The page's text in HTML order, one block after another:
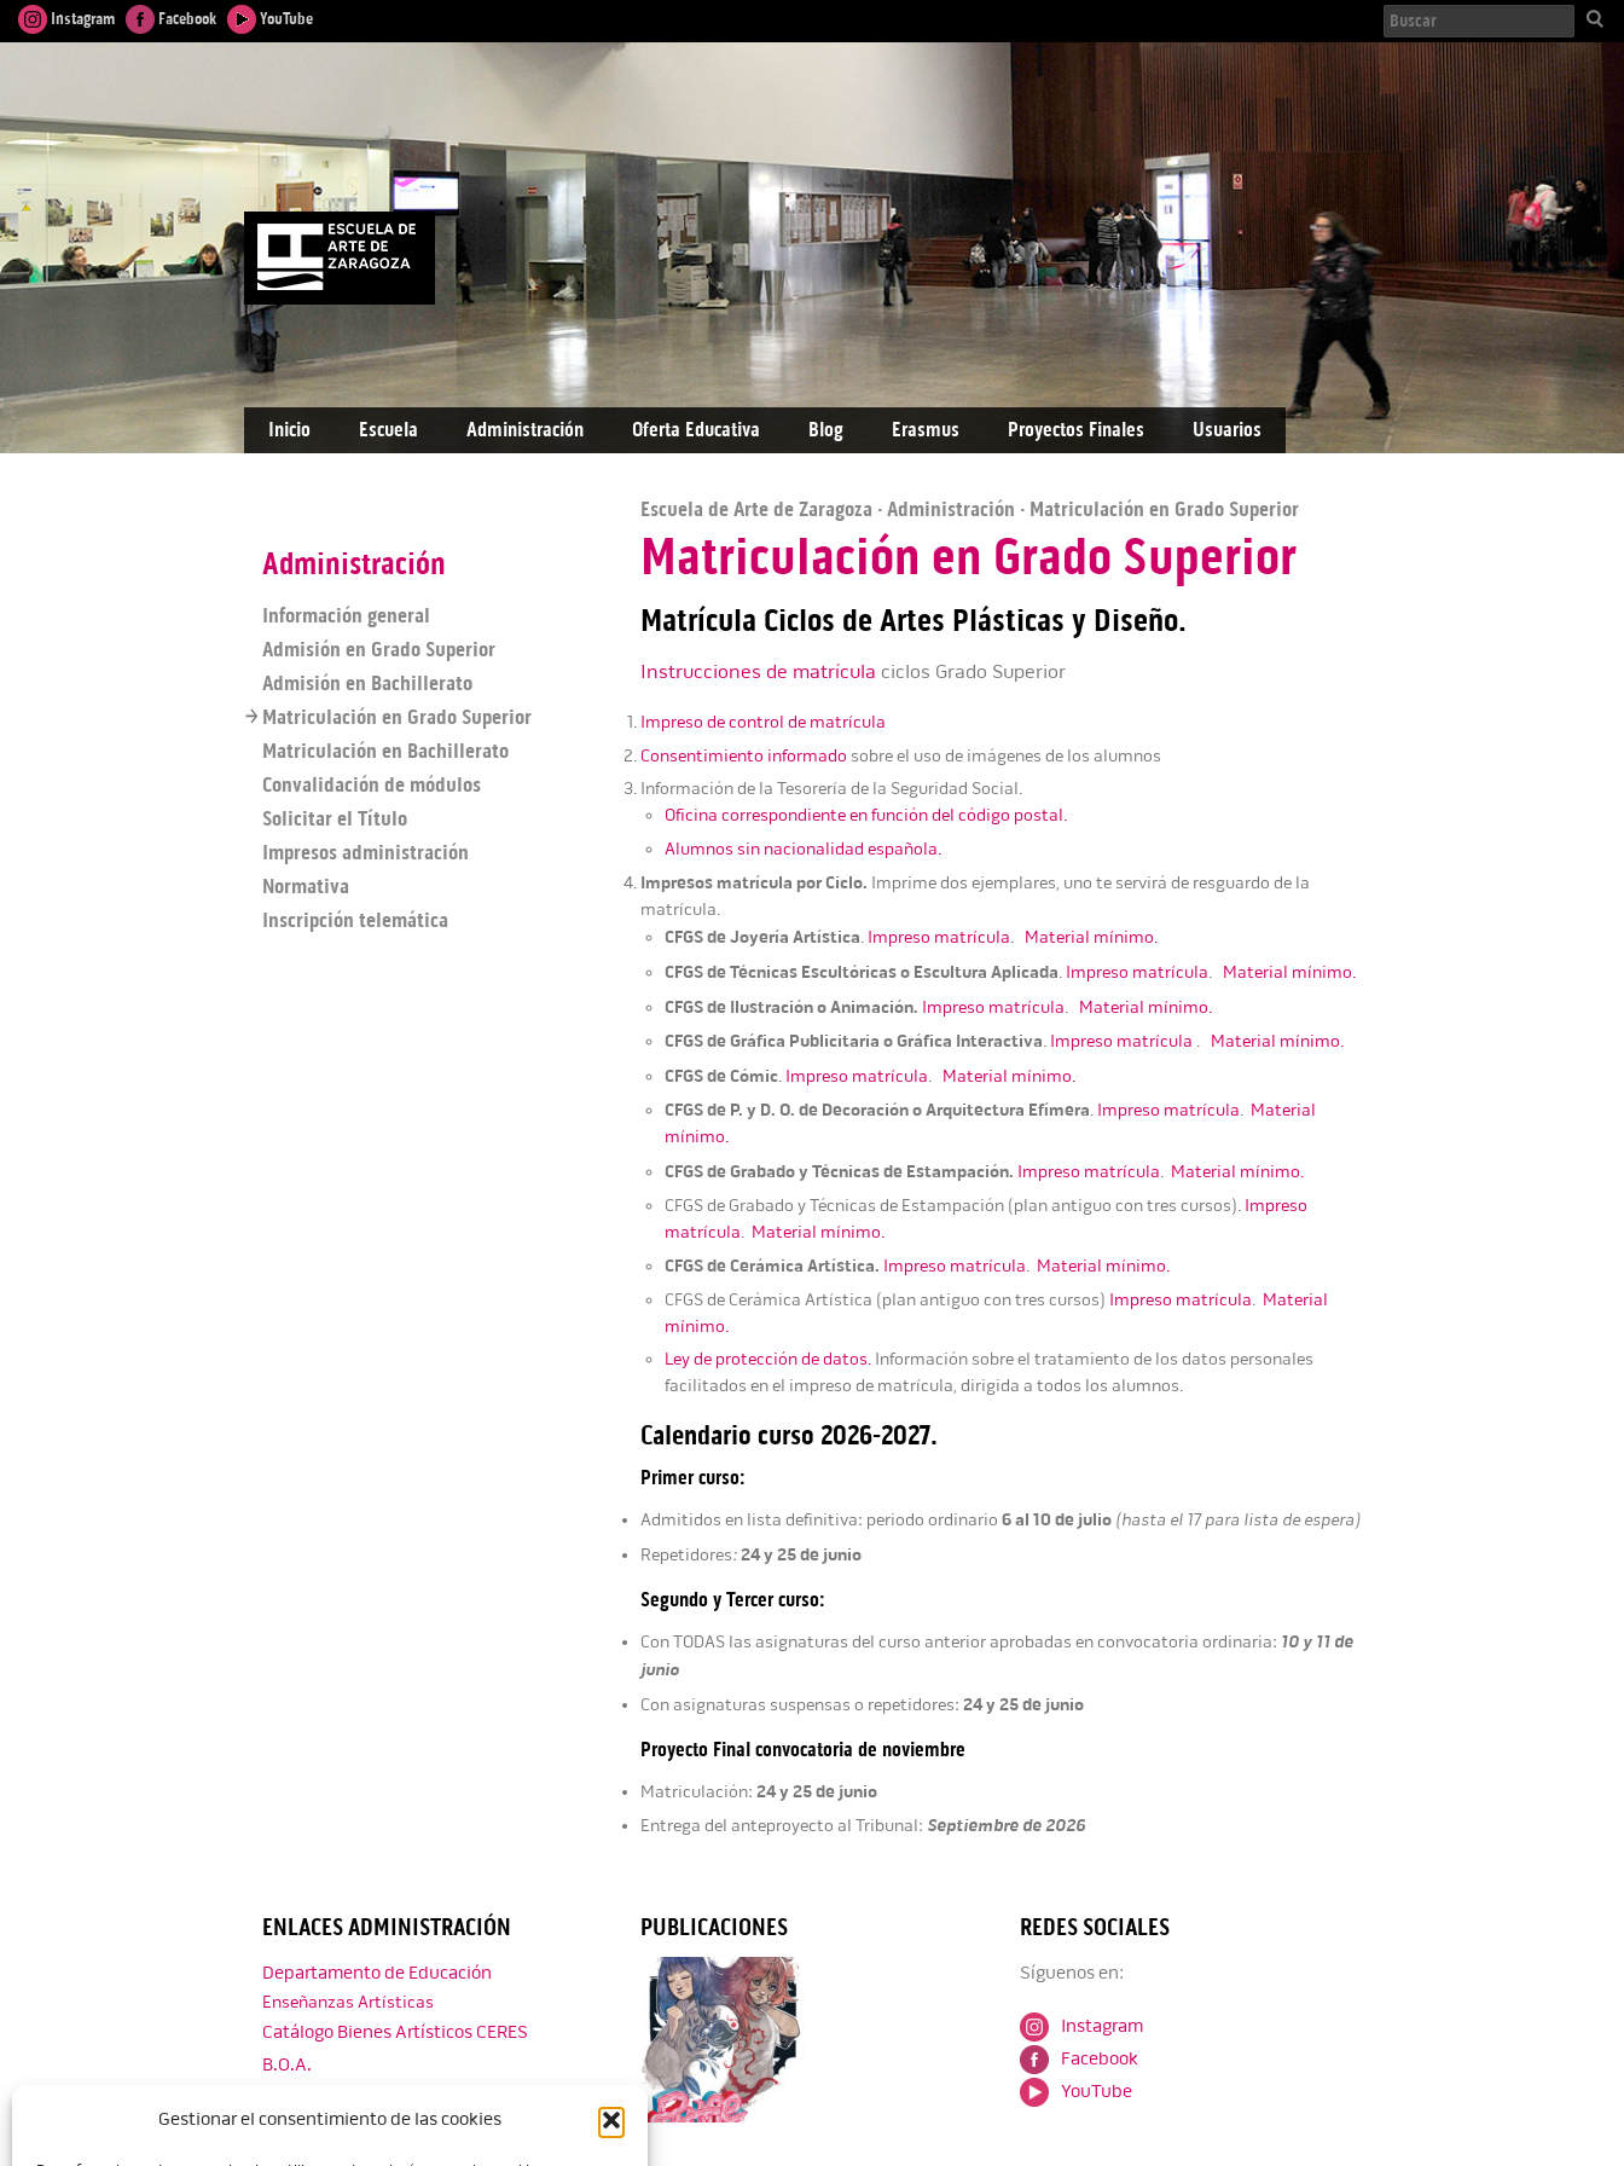
Gestionar el consentimiento de las cookies
Instagram Facebook YouTube
Inicio Escuela Administración Oferta Educativa Blog Erasmus Proyectos Finales Usuarios
Escuela de Arte de Zaragoza ·Administración · Matriculación en Grado Superior
Matriculación en Grado Superior
Matrícula Ciclos de Artes Plásticas y Diseño.
Instrucciones de matrícula ciclos Grado Superior
Impreso de control de matrícula
Consentimiento informado sobre el uso de imágenes de los alumnos
Información de la Tesorería de la Seguridad Social.
Oficina correspondiente en función del código postal.
Alumnos sin nacionalidad española.
Impresos matrícula por Ciclo. Imprime dos ejemplares, uno te servirá de resguardo de la
matrícula.
CFGS de Joyería Artística. Impreso matrícula. Material mínimo.
CFGS de Técnicas Escultóricas o Escultura Aplicada. Impreso matrícula. Material mínimo.
CFGS de Ilustración o Animación. Impreso matrícula. Material mínimo.
CFGS de Gráfica Publicitaria o Gráfica Interactiva. Impreso matrícula . Material mínimo.
CFGS de Cómic. Impreso matrícula. Material mínimo.
CFGS de P. y D. O. de Decoración o Arquitectura Efímera. Impreso matrícula. Material
mínimo.
CFGS de Grabado y Técnicas de Estampación. Impreso matrícula. Material mínimo.
CFGS de Grabado y Técnicas de Estampación (plan antiguo con tres cursos). Impreso
matrícula. Material mínimo.
CFGS de Cerámica Artística. Impreso matrícula. Material mínimo.
CFGS de Cerámica Artística (plan antiguo con tres cursos) Impreso matrícula. Material
mínimo.
Ley de protección de datos. Información sobre el tratamiento de los datos personales
facilitados en el impreso de matrícula, dirigida a todos los alumnos.
Calendario curso 2026-2027.
Primer curso:
Admitidos en lista definitiva: periodo ordinario6al 10 de julio (hasta el 17 para lista de espera)
Repetidores:24 y 25 de junio
Segundo y Tercer curso:
Con TODAS las asignaturas del curso anterior aprobadas en convocatoria ordinaria: 10 y 11 de
junio
Con asignaturas suspensas o repetidores:24 y 25 de junio
Proyecto Final convocatoria de noviembre
Matriculación:24 y 25 de junio
Entrega del anteproyecto al Tribunal: Septiembre de 2026
Administración
Información general
Admisión en Grado Superior
Admisión en Bachillerato
Matriculación en Grado Superior
Matriculación en Bachillerato
Convalidación de módulos
Solicitar el Título
Impresos administración
Normativa
Inscripción telemática
ENLACES ADMINISTRACIÓN
Departamento de Educación
Enseñanzas Artísticas
Catálogo Bienes Artísticos CERES
B.O.A.
PUBLICACIONES REDES SOCIALES
Síguenos en:
Instagram
Facebook
YouTube